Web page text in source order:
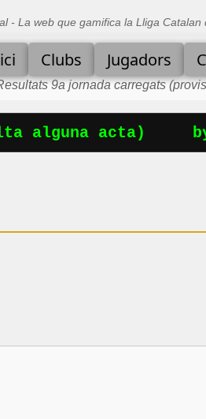
- La web que gamifica la Lliga Catalan
Clubs Jugadors
9a jornada carregats
alguna acta)